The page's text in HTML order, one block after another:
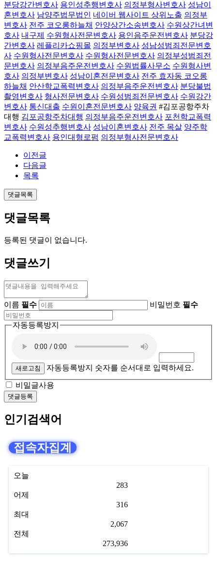
분당강간변호사 용인성추행변호사 의정부형사변호사 성남이
혼변호사 남양주법무법인 네이버 웹사이트 상위노출 의정부
변호사 전주 코오롱하늘채 안양상간소송변호사 수원상간녀변
호사 내구제 수원형사전문변호사 용인음주운전변호사 분당강
간변호사 레플리카쇼핑몰 의정부변호사 성남성범죄전문변호
사 수원형사전문변호사 수원형사전문변호사 의정부성범죄전
문변호사 의정부음주운전변호사 수원법률사무소 수원형사변
호사 의정부변호사 성남이혼전문변호사 전주 효자동 코오롱
하늘채 안산학교폭력변호사 의정부음주운전변호사 분당불법
촬영변호사 형사전문변호사 수원성범죄전문변호사 수원강간
변호사 통신대출 수원이혼전문변호사 양육권 #김포공항주차
대행 김포공항주차대행 의정부음주운전변호사 포천학교폭력
변호사 수원성추행변호사 성남이혼변호사 전주 목살 양주학
교폭력변호사 용인대형로펌 의정부형사전문변호사
이전글
다음글
목록
댓글목록
댓글목록
등록된 댓글이 없습니다.
댓글쓰기
이름 필수 비밀번호 필수
자동등록방지
새로고침 자동등록방지 숫자를 순서대로 입력하세요.
비밀글사용
인기검색어
접속자집계
오늘
283
어제
316
최대
2,067
전체
273,936